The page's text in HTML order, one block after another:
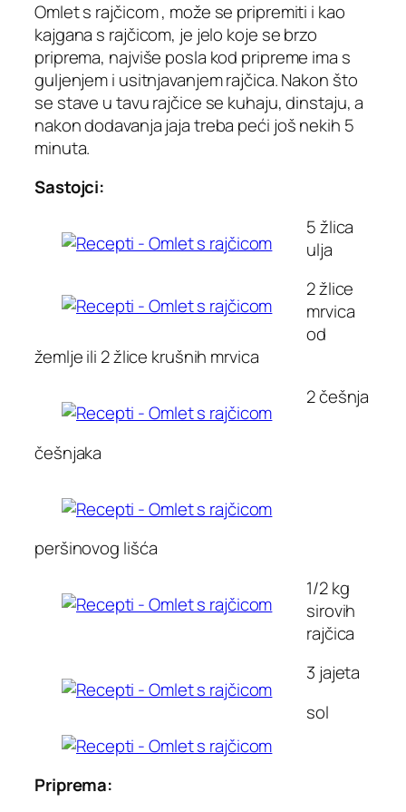
Omlet s rajčicom , može se pripremiti i kao
kajgana s rajčicom, je jelo koje se brzo
priprema, najviše posla kod pripreme ima s
guljenjem i usitnjavanjem rajčica. Nakon što
se stave u tavu rajčice se kuhaju, dinstaju, a
nakon dodavanja jaja treba peći još nekih 5
minuta.
Sastojci:
5 žlica
ulja
2 žlice
mrvica
od
žemlje ili 2 žlice krušnih mrvica
2 češnja
češnjaka
peršinovog lišća
1/2 kg
sirovih
rajčica
3 jajeta
sol
Priprema: